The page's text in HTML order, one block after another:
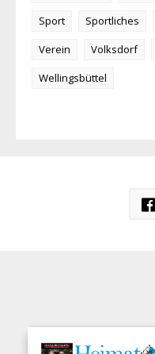
Sport
Sportliches
Verein
Volksdorf
Wellingsbüttel